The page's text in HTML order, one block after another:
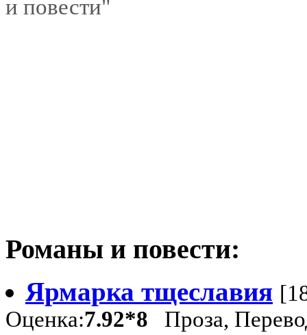
и повести"
Романы и повести:
Ярмарка тщеславия
Оценка:7.92*8 Проза,